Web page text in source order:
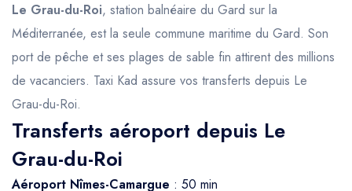
Le Grau-du-Roi, station balnéaire du Gard sur la
Méditerranée, est la seule commune maritime du Gard. Son
port de pêche et ses plages de sable fin attirent des millions
de vacanciers. Taxi Kad assure vos transferts depuis Le
Grau-du-Roi.
Transferts aéroport depuis Le
Grau-du-Roi
Aéroport Nîmes-Camargue : 50 min